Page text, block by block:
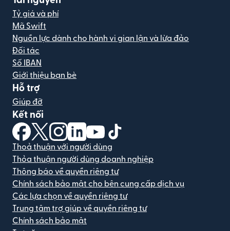
Tỷ giá và phí
Mã Swift
Nguồn lực dành cho hành vi gian lận và lừa đảo
Đối tác
Số IBAN
Giới thiệu bạn bè
Hỗ trợ
Giúp đỡ
Kết nối
(mở trong cửa sổ mới)
(mở trong cửa sổ mới)
(mở trong cửa sổ mới)
(mở trong cửa sổ mới)
(mở trong cửa sổ mới)
Thoả thuận với người dùng
Thỏa thuận người dùng doanh nghiệp
Thông báo về quyền riêng tư
Chính sách bảo mật cho bên cung cấp dịch vụ
Các lựa chọn về quyền riêng tư
Trung tâm trợ giúp về quyền riêng tư
Chính sách bảo mật